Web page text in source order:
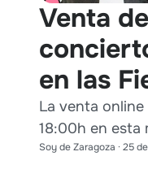
Venta
en las
2026
La venta
18:00h en esta
Soy de Zaragoza · 25